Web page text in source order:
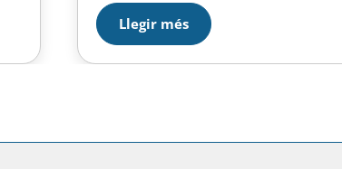
Llegir més